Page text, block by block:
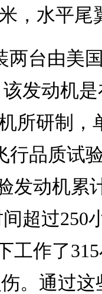
，水平尾
台由美国
发动机
所研制，
行品质试
发动机累
超过250
工作了
。通过